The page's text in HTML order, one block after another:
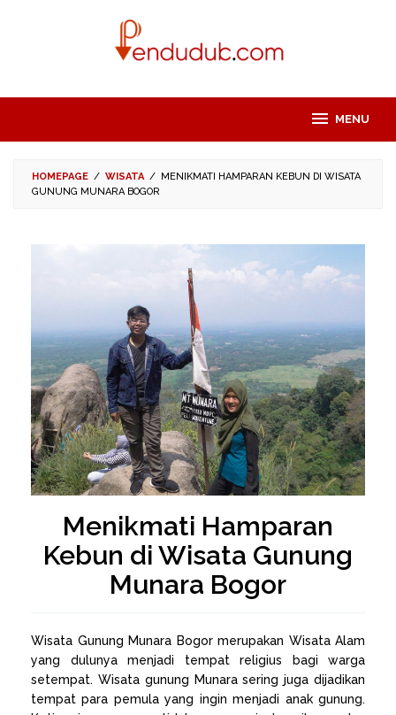
MENU
HOMEPAGE / WISATA / MENIKMATI HAMPARAN KEBUN DI WISATA
GUNUNG MUNARA BOGOR
Menikmati Hamparan
Kebun di Wisata Gunung
Munara Bogor
Wisata Gunung Munara Bogor merupakan Wisata Alam
yang dulunya menjadi tempat religius bagi warga
setempat. Wisata gunung Munara sering juga dijadikan
tempat para pemula yang ingin menjadi anak gunung.